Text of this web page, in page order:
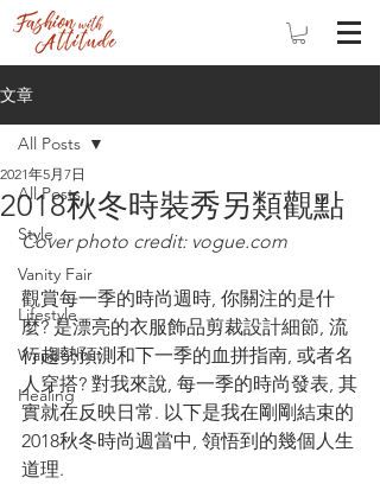
文章
All Posts
Style
Vanity Fair
Lifestyle
Wanderlust
Healing
All Posts
2018秋冬時裝秀另類觀點
2021年5月7日
Cover photo credit: vogue.com
觀賞每一季的時尚週時, 你關注的是什
麼? 是漂亮的衣服飾品剪裁設計細節, 流
行趨勢預測和下一季的血拼指南, 或者名
人穿搭? 對我來說, 每一季的時尚發表, 其
實就在反映日常. 以下是我在剛剛結束的
2018秋冬時尚週當中, 領悟到的幾個人生
道理.